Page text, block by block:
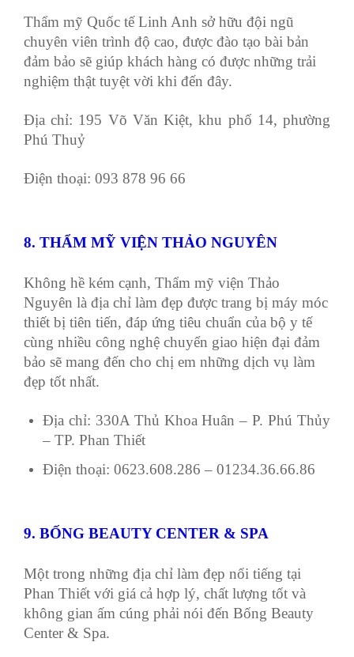
Thẩm mỹ Quốc tế Linh Anh sở hữu đội ngũ
chuyên viên trình độ cao, được đào tạo bài bản
đảm bảo sẽ giúp khách hàng có được những trải
nghiệm thật tuyệt vời khi đến đây.
Địa chỉ: 195 Võ Văn Kiệt, khu phố 14, phường
Phú Thuỷ
Điện thoại: 093 878 96 66
8. THẨM MỸ VIỆN THẢO NGUYÊN
Không hề kém cạnh, Thẩm mỹ viện Thảo
Nguyên là địa chỉ làm đẹp được trang bị máy móc
thiết bị tiên tiến, đáp ứng tiêu chuẩn của bộ y tế
cùng nhiều công nghệ chuyển giao hiện đại đảm
bảo sẽ mang đến cho chị em những dịch vụ làm
đẹp tốt nhất.
Địa chỉ: 330A Thủ Khoa Huân – P. Phú Thủy
– TP. Phan Thiết
Điện thoại: 0623.608.286 – 01234.36.66.86
9. BỐNG BEAUTY CENTER & SPA
Một trong những địa chỉ làm đẹp nổi tiếng tại
Phan Thiết với giá cả hợp lý, chất lượng tốt và
không gian ấm cúng phải nói đến Bống Beauty
Center & Spa.